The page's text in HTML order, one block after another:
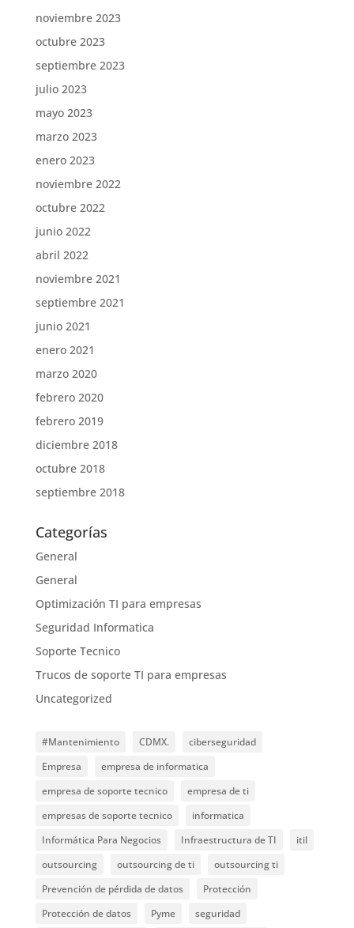
noviembre 2023
octubre 2023
septiembre 2023
julio 2023
mayo 2023
marzo 2023
enero 2023
noviembre 2022
octubre 2022
junio 2022
abril 2022
noviembre 2021
septiembre 2021
junio 2021
enero 2021
marzo 2020
febrero 2020
febrero 2019
diciembre 2018
octubre 2018
septiembre 2018
Categorías
General
General
Optimización TI para empresas
Seguridad Informatica
Soporte Tecnico
Trucos de soporte TI para empresas
Uncategorized
#Mantenimiento CDMX.
ciberseguridad
Empresa
empresa de informatica
empresa de soporte tecnico
empresa de ti
empresas de soporte tecnico
informatica
Informática Para Negocios
Infraestructura de TI
itil
outsourcing
outsourcing de ti
outsourcing ti
Prevención de pérdida de datos
Protección
Protección de datos
Pyme
seguridad